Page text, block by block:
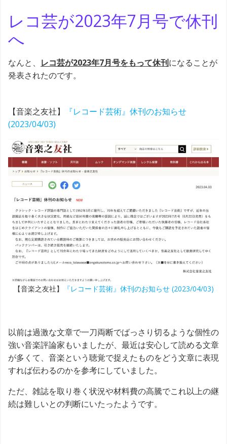
レコ芸が2023年7月号で休刊
へ
なんと、 レコ芸が2023年7月号をもって休刊になることが
発表されたのです。
【音楽之友社】
『レコード芸術』休刊のお知らせ
(2023/04/03)
【音楽之友社】 『レコード芸術』休刊のお知らせ (2023/04/03)
以前は過激な文章で一刀両断でばっさり切るような個性の
強い音楽評論家もいましたが、最近は安心して読める文章
が多くて、音楽という聴覚で捉えたものをどう文章に表現
すれば伝わるのかを参考にしていました。
ただ、雑誌を取り巻く状況や材料費の高騰でこれ以上の継
続は難しいとの判断にいたったようです。